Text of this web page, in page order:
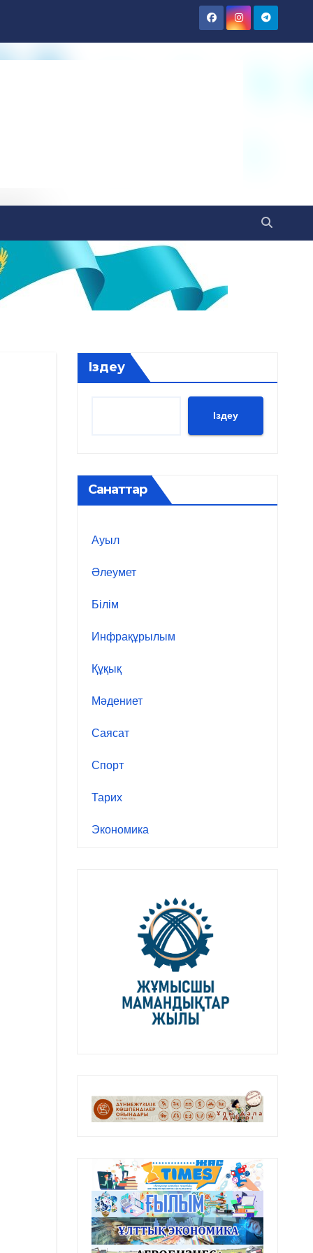
Іздеу
Іздеу
Санаттар
Ауыл
Әлеумет
Білім
Инфрақұрылым
Құқық
Мәдениет
Саясат
Спорт
Тарих
Экономика